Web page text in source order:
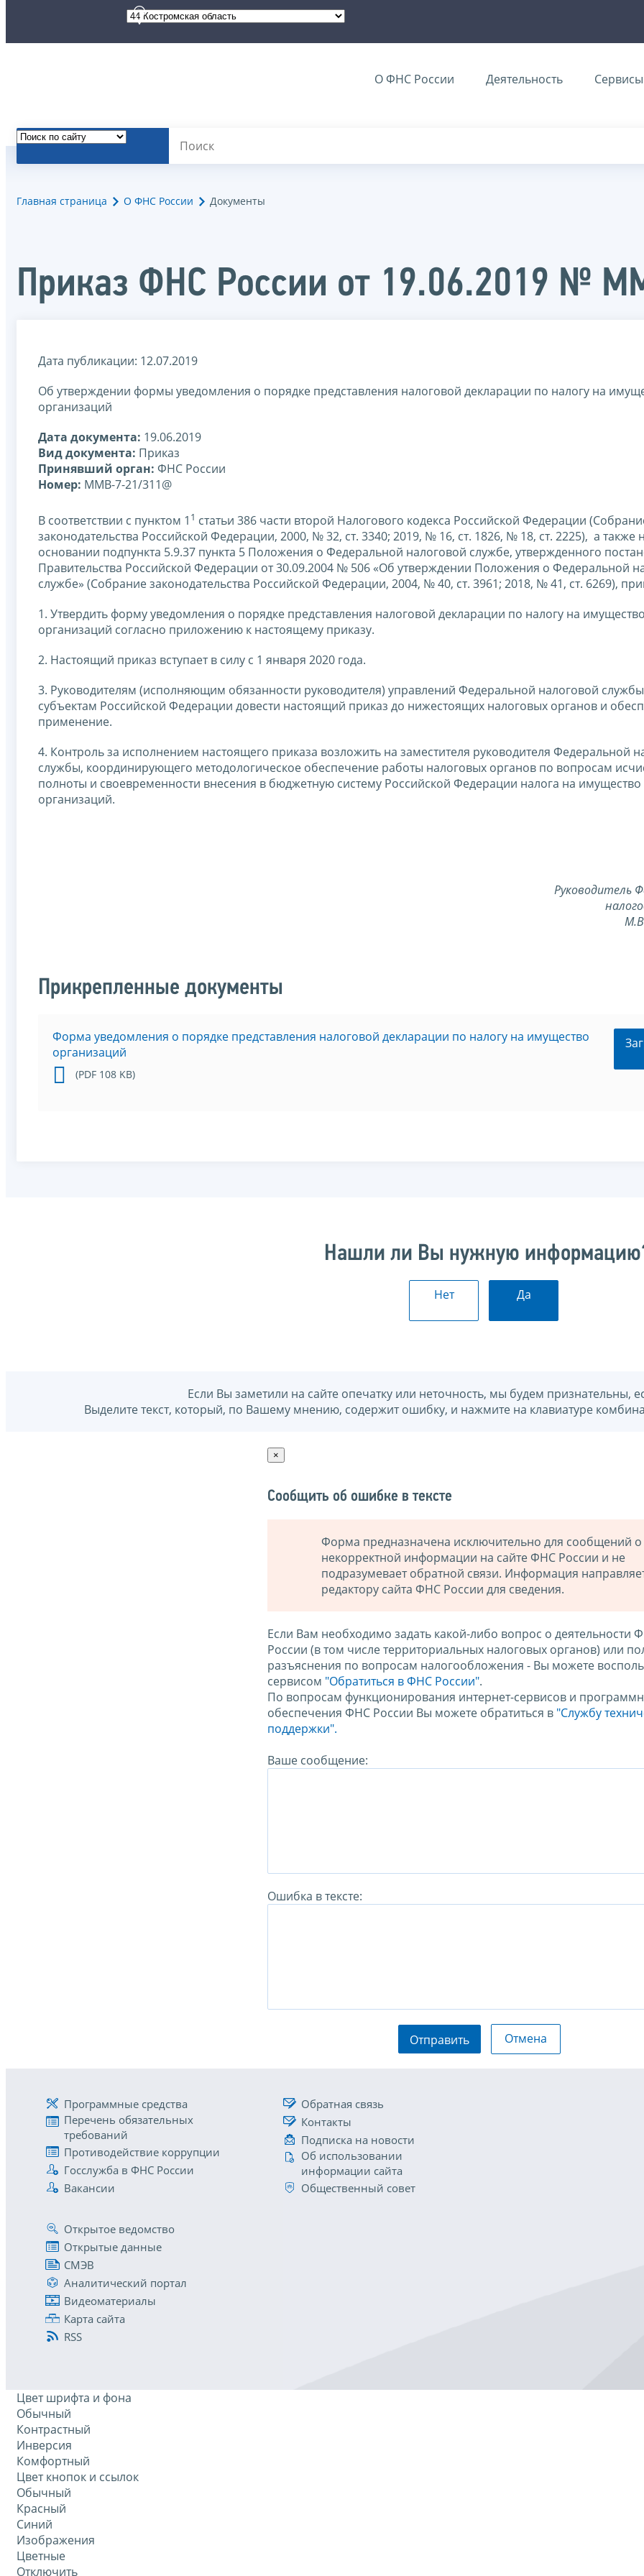
О ФНС России Деятельность Сервисы
Главная страница О ФНС России Документы
Приказ ФНС России от 19.06.2019 №
Дата публикации: 12.07.2019
Об утверждении формы уведомления о порядке представления налоговой декларации по налогу на
организаций
Дата документа: 19.06.2019
Вид документа: Приказ
Принявший орган: ФНС России
Номер: ММВ-7-21/311@
В соответствии с пунктом 1 1 статьи 386 части второй Налогового кодекса Российской Федерации
законодательства Российской Федерации, 2000, № 32, ст. 3340; 2019, № 16, ст. 1826, № 18, ст. 2225), а также
основании подпункта 5.9.37 пункта 5 Положения о Федеральной налоговой службе, утвержденного
Правительства Российской Федерации от 30.09.2004 № 506 «Об утверждении Положения о Федеральной
службе» (Собрание законодательства Российской Федерации, 2004, № 40, ст. 3961; 2018, № 41, ст. 6269),
1. Утвердить форму уведомления о порядке представления налоговой декларации по налогу на имущество
организаций согласно приложению к настоящему приказу.
2. Настоящий приказ вступает в силу с 1 января 2020 года.
3. Руководителям (исполняющим обязанности руководителя) управлений Федеральной налоговой
субъектам Российской Федерации довести настоящий приказ до нижестоящих налоговых органов и
применение.
4. Контроль за исполнением настоящего приказа возложить на заместителя руководителя Федеральной
службы, координирующего методологическое обеспечение работы налоговых органов по вопросам
полноты и своевременности внесения в бюджетную систему Российской Федерации налога на имущество
организаций.
Руководитель
Прикрепленные документы
Форма уведомления о порядке представления налоговой декларации по налогу на имущество
организаций
(PDF 108 KB)
Нашли ли Вы нужную
Нет Да
Если Вы заметили на сайте опечатку или неточность, мы будем признательны,
Выделите текст, который, по Вашему мнению, содержит ошибку, и нажмите на клавиатуре
×
Сообщить об ошибке в тексте
Форма предназначена исключительно для сообщений о
некорректной информации на сайте ФНС России и не
подразумевает обратной связи. Информация
редактору сайта ФНС России для сведения.
Если Вам необходимо задать какой-либо вопрос о деятельности
России (в том числе территориальных налоговых органов) или
разъяснения по вопросам налогообложения - Вы можете
сервисом "Обратиться в ФНС России".
По вопросам функционирования интернет-сервисов и
обеспечения ФНС России Вы можете обратиться в "Службу
поддержки".
Ваше сообщение:
Ошибка в тексте:
Отправить Отмена
Программные средства
Перечень обязательных
требований
Противодействие коррупции
Госслужба в ФНС России
Вакансии
Обратная связь
Контакты
Подписка на новости
Об использовании
информации сайта
Общественный совет
Открытое ведомство
Открытые данные
СМЭВ
Аналитический портал
Видеоматериалы
Карта сайта
RSS
Цвет шрифта и фона
Обычный
Контрастный
Инверсия
Комфортный
Цвет кнопок и ссылок
Обычный
Красный
Синий
Изображения
Цветные
Отключить